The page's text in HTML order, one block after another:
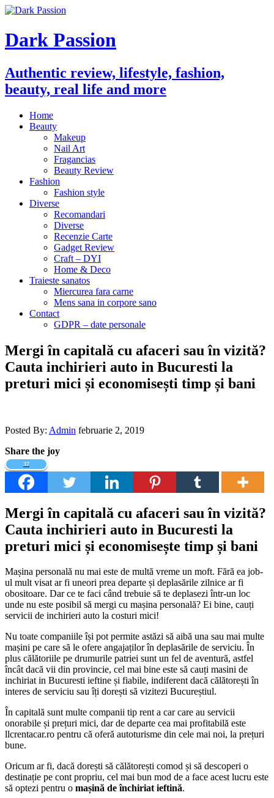
Dark Passion
Authentic review, lifestyle, fashion,
beauty, real life and more
Home
Beauty
Makeup
Nail Art
Fragancias
Beauty Review
Fashion
Fashion style
Diverse
Recomandari
Diverse
Recenzie Carte
Gadget Review
Craft – DYI
Home & Deco
Traieste sanatos
Miercurea fara carne
Mens sana in corpore sano
Contact
GDPR – date personale
Mergi în capitală cu afaceri sau în vizită?
Cauta inchirieri auto in Bucuresti la
preturi mici și economisești timp și bani
Posted By: Admin februarie 2, 2019
Share the joy
37
Mergi în capitală cu afaceri sau în vizită?
Cauta inchirieri auto in Bucuresti la
preturi mici și economisește timp și bani
Mașina personală nu mai este de multă vreme un moft. Fără ea job-
ul mult visat ar fi uneori prea departe și deplasările zilnice ar fi
obositoare. Dar ce te faci când trebuie să te deplasezi într-un loc
unde nu este posibil să mergi cu mașina personală? Ei bine, cauți
servicii de inchirieri auto la costuri mici!
Nu toate companiile își pot permite astăzi să aibă una sau mai multe
mașini pe care să le ofere angajaților în deplasările de serviciu. În
plus călătoriile pe drumurile patriei sunt un fel de aventură, astfel
încât dacă vii din provincie, cel mai bine este să cauți masini de
inchiriat in Bucuresti ieftine și fiabile, indiferent dacă călătorești în
interes de serviciu sau îți dorești să vizitezi Bucureștiul.
În capitală sunt multe companii tip rent a car care au servicii
onorabile și prețuri mici, dar de departe cea mai profitabilă este
llcrentacar.ro pentru că oferă autoturisme din cele mai noi, la prețuri
bune.
Oricum ar fi, dacă dorești să călătorești comod și să descoperi o
destinație pe cont propriu, cel mai bun mod de a face acest lucru este
să optezi pentru o mașină de închiriat ieftină.